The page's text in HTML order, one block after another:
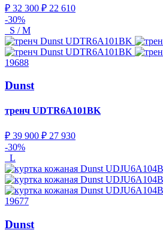
₽ 32 300 ₽ 22 610
-30%
S / M
19688
Dunst
тренч UDTR6A101BK
₽ 39 900 ₽ 27 930
-30%
L
19677
Dunst